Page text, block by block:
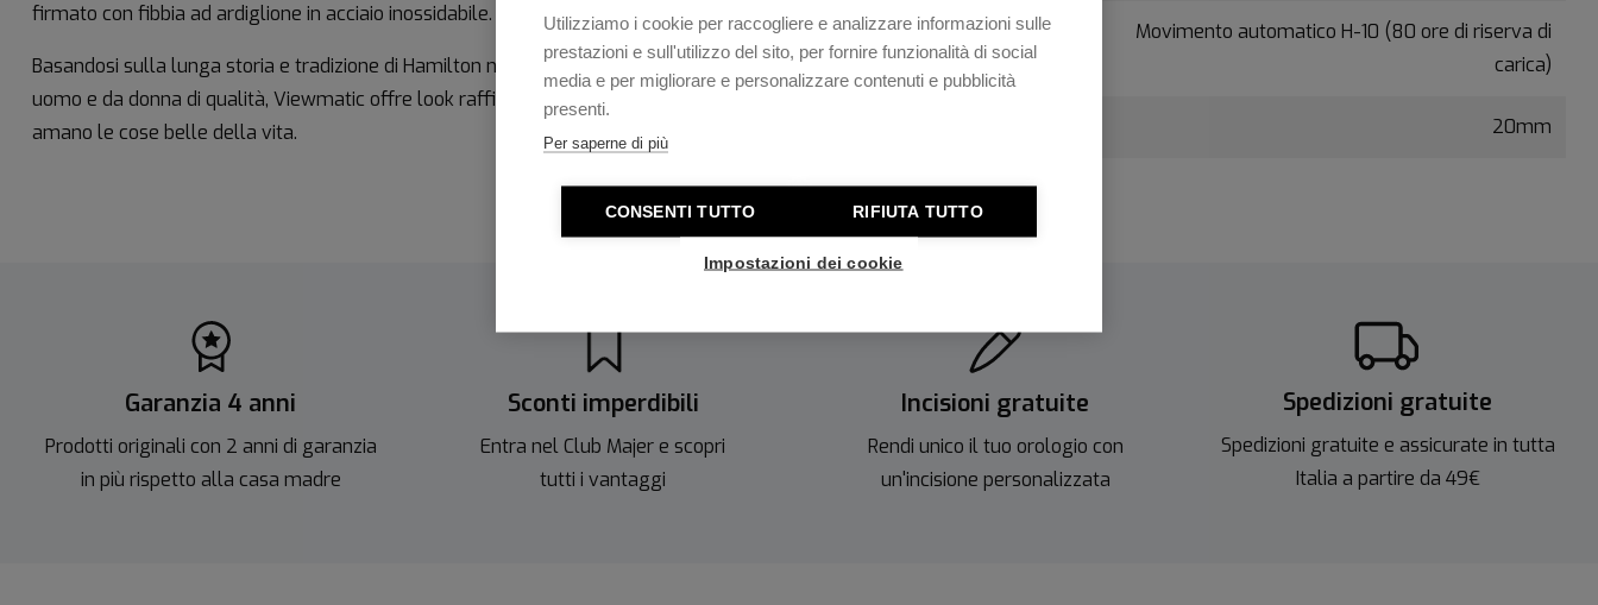
Utilizziamo i cookie per raccogliere e analizzare informazioni sulle
prestazioni e sull'utilizzo del sito, per fornire funzionalità di social
media e per migliorare e personalizzare contenuti e pubblicità
presenti.
Per saperne di più
CONSENTI TUTTO RIFIUTA TUTTO
Impostazioni dei cookie
firmato con fibbia ad ardiglione in acciaio inossidabile.
Basandosi sulla lunga storia e tradizione di Hamilton nella produzione di orologi da
uomo e da donna di qualità, Viewmatic offre look raffinati per coloro che apprezzano e
amano le cose belle della vita.
Specifica
Movimento
Movimento automatico H-10 (80 ore di riserva di
carica)
20mm
Garanzia 4 anni
Prodotti originali con 2 anni di garanzia
in più rispetto alla casa madre
Sconti imperdibili
Entra nel Club Majer e scopri
tutti i vantaggi
Incisioni gratuite
Rendi unico il tuo orologio con
un'incisione personalizzata
Spedizioni gratuite
Spedizioni gratuite e assicurate in tutta
Italia a partire da 49€